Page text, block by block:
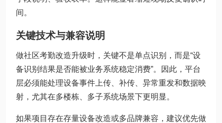
间。
关键技术与兼容说明
做社区考勤改造升级时，关键不是单点识别，而是“设
备识别结果是否能被业务系统稳定消费”。因此，平台
层必须能处理设备事件上传、补传、异常重发和数据映
射，尤其在多楼栋、多子系统场景下更明显。
如果项目存在存量设备改造或多品牌兼容，建议优先做